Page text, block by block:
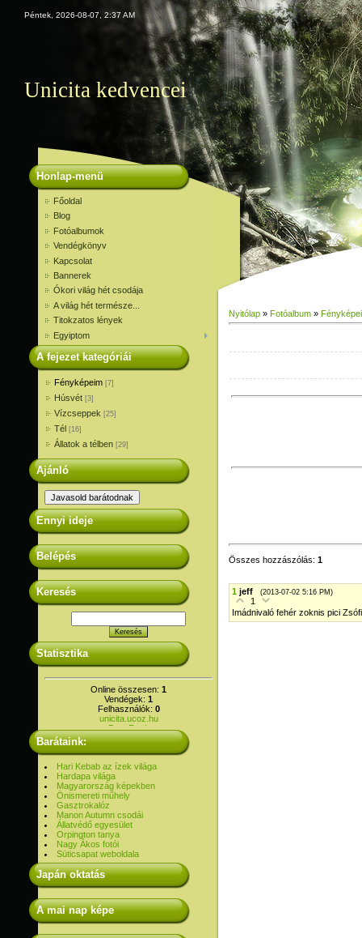
Péntek, 2026-08-07, 2:37 AM
Unicita kedvencei
Honlap-menü
Főoldal
Blog
Fotóalbumok
Vendégkönyv
Kapcsolat
Bannerek
Ókori világ hét csodája
A világ hét természe...
Titokzatos lények
Egyiptom
A fejezet kategóriái
Fényképeim [7]
Húsvét [3]
Vízcseppek [25]
Tél [16]
Állatok a télben [29]
Ajánló
Ennyi ideje
Belépés
Keresés
Statisztika
Online összesen: 1
Vendégek: 1
Felhasználók: 0
Barátaink:
Hari Kebab az ízek világa
Hardapa világa
Magyarország képekben
Önismereti műhely
Gasztrokalóz
Manon Autumn csodái
Állatvédő egyesület
Orpington tanya
Nagy Ákos fotói
Süticsapat weboldala
Japán oktatás
A mai nap képe
Nyitólap » Fotóalbum »
Összes hozzászólás: 1
1 jeff (2013-07-02 5:16 PM)
1
Imádnivaló fehér zoknis pici